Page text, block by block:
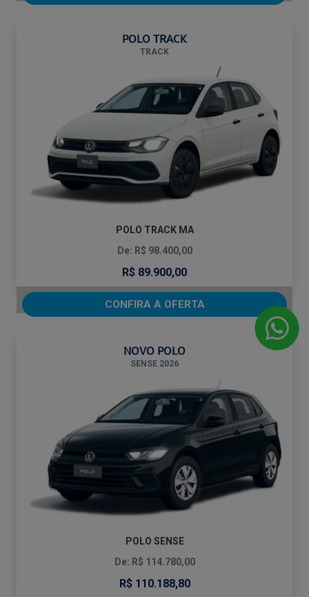
POLO TRACK
TRACK
POLO TRACK MA
De: R$ 98.400,00
R$ 89.900,00
CONFIRA A OFERTA
NOVO POLO
SENSE 2026
POLO SENSE
De: R$ 114.780,00
R$ 110.188,80